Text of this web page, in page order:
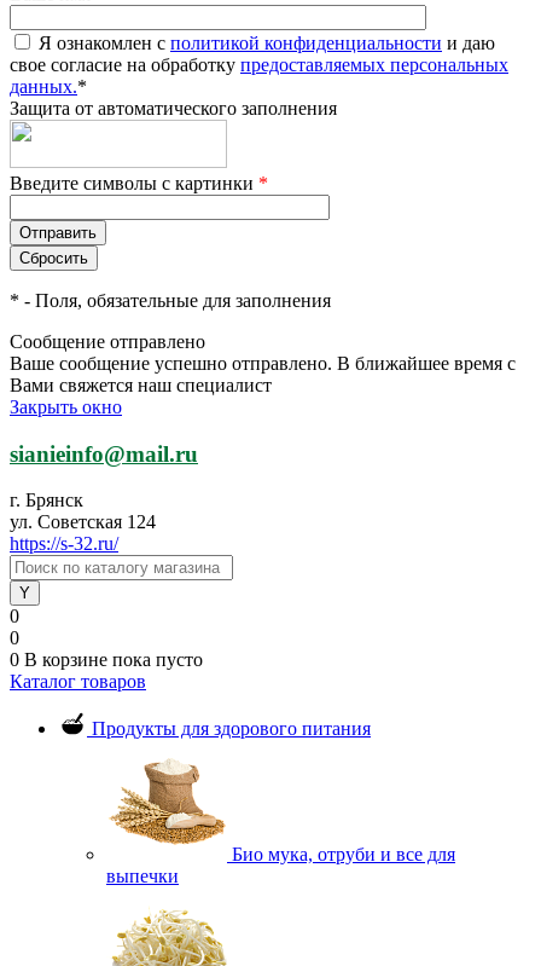
Я ознакомлен с политикой конфиденциальности и даю
свое согласие на обработку предоставляемых персональных
данных.*
Защита от автоматического заполнения
Введите символы с картинки *
* - Поля, обязательные для заполнения
Сообщение отправлено
Ваше сообщение успешно отправлено. В ближайшее время с
Вами свяжется наш специалист
Закрыть окно
sianieinfo@mail.ru
г. Брянск
ул. Советская 124
https://s-32.ru/
0
0
0 В корзине пока пусто
Каталог товаров
Продукты для здорового питания
Био мука, отруби и все для
выпечки